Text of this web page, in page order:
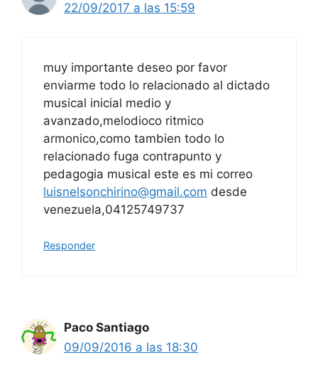
22/09/2017 a las 15:59
muy importante deseo por favor
enviarme todo lo relacionado al dictado
musical inicial medio y
avanzado,melodioco ritmico
armonico,como tambien todo lo
relacionado fuga contrapunto y
pedagogia musical este es mi correo
luisnelsonchirino@gmail.com desde
venezuela,04125749737
Responder
Paco Santiago
09/09/2016 a las 18:30